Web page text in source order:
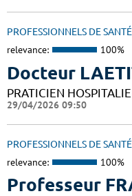
PROFESSIONNELS DE SANTÉ
relevance: 100%
Docteur
PRATICIEN
29/04/2026 09:50
PROFESSIONNELS DE SANTÉ
relevance: 100%
Professeur